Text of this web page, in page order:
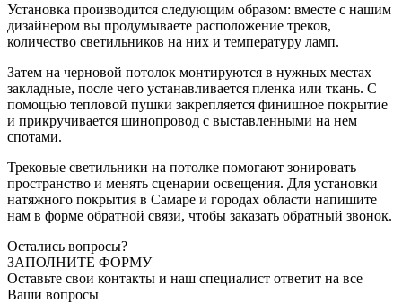
Установка производится следующим образом: вместе с нашим
дизайнером вы продумываете расположение треков,
количество светильников на них и температуру ламп.
Затем на черновой потолок монтируются в нужных местах
закладные, после чего устанавливается пленка или ткань. С
помощью тепловой пушки закрепляется финишное покрытие
и прикручивается шинопровод с выставленными на нем
спотами.
Трековые светильники на потолке помогают зонировать
пространство и менять сценарии освещения. Для установки
натяжного покрытия в Самаре и городах области напишите
нам в форме обратной связи, чтобы заказать обратный звонок.
Остались вопросы?
ЗАПОЛНИТЕ ФОРМУ
Оставьте свои контакты и наш специалист ответит на все
Ваши вопросы